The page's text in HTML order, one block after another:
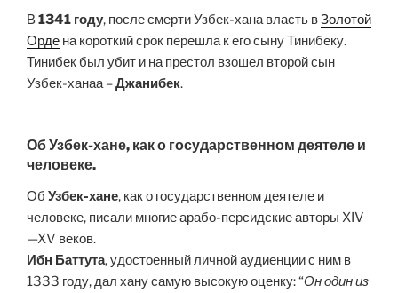
В1341 году, после смерти Узбек-хана власть вЗолотой
Орде на короткий срок перешла к его сыну Тинибеку.
Тинибек был убит и на престол взошел второй сын
Узбек-ханаа –Джанибек.
Об Узбек-хане, как о государственном деятеле и
человеке.
Об Узбек-хане, как о государственном деятеле и
человеке, писали многие арабо-персидские авторы XIV
—XV веков.
Ибн Баттута, удостоенный личной аудиенции с ним в
1333 году, дал хану самую высокую оценку: “Он один из